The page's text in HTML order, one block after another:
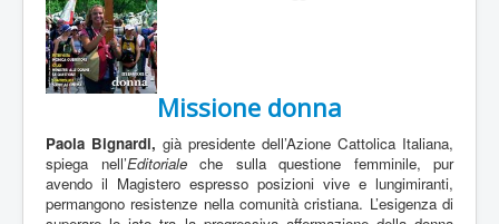
a
z
i
o
n
t
t
u
a
Missione donna
Paola Bignardi, già presidente dell’Azione Cattolica Italiana,
spiega nell’Editorialeche sulla questione femminile, pur
avendo il Magistero espresso posizioni vive e lungimiranti,
permangono resistenze nella comunità cristiana. L’esigenza di